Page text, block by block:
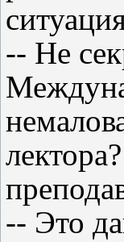
-- Не
-- Это